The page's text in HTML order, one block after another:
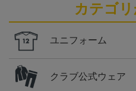
カテゴ
ユニフォーム
クラブ公式ウェア